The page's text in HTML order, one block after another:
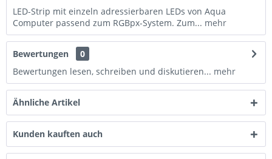
LED-Strip mit einzeln adressierbaren LEDs von Aqua
Computer passend zum RGBpx-System. Zum... mehr
Bewertungen
0
Bewertungen lesen, schreiben und diskutieren... mehr
Ähnliche Artikel
Kunden kauften auch